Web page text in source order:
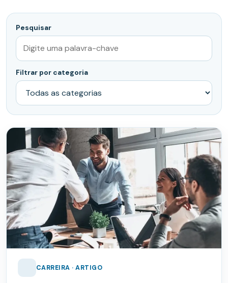
Pesquisar
Filtrar por categoria
CARREIRA · ARTIGO